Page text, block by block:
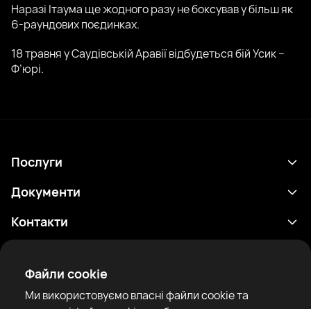
Файли cookie
Ми використовуємо власні файли cookie та
Наразі Ітаума ще жодного разу не боксував у більш як
6-раундових поєдинках.
18 травня у Саудівській Аравії відбудеться бій Усик –
Ф’юрі.
Послуги
Розклад
Рейтинги
Новини
Документи
Політика конфіденційності
Умови використання
Повідомлення про ризики
Правила спільноти
Контакти